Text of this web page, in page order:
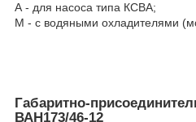
А - для насоса типа КСВА;
М - с водяными охладителями
Габаритно-
ВАН173/46-12